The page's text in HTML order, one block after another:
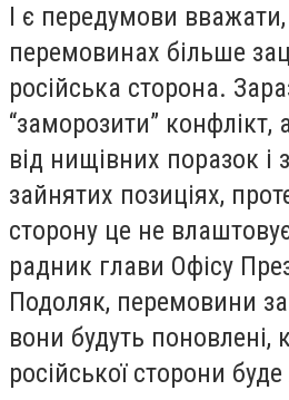
І є передумови
перемовинах більше
російська сторона.
“заморозити” конфлікт,
від нищівних поразок
зайнятих позиціях,
сторону це не
радник глави Офісу
Подоляк, перемовини
вони будуть поновлені,
російської сторони